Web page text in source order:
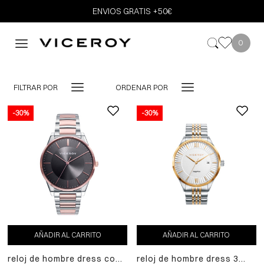
ENVIOS GRATIS +50€
0
FILTRAR POR ORDENAR POR
-30%
AÑADIR AL CARRITO
reloj de hombre dress con
-30%
AÑADIR AL CARRITO
reloj de hombre dress 3